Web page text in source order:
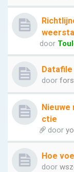
door
door
ctie
door
Hoe
door